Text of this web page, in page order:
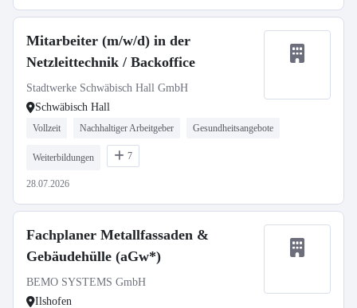
Mitarbeiter (m/w/d) in der
Netzleittechnik / Backoffice
Stadtwerke Schwäbisch Hall GmbH
Schwäbisch Hall
Vollzeit Nachhaltiger Arbeitgeber Gesundheitsangebote
Weiterbildungen 7
28.07.2026
Fachplaner Metallfassaden &
Gebäudehülle (aGw*)
BEMO SYSTEMS GmbH
Ilshofen